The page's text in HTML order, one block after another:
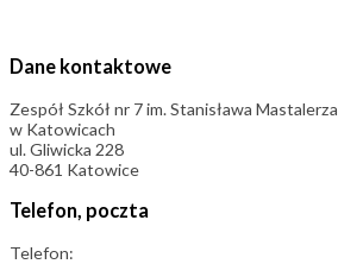
Dane kontaktowe
Zespół Szkół nr 7 im. Stanisława Mastalerza
w Katowicach
ul. Gliwicka 228
40-861 Katowice
Telefon, poczta
Telefon: